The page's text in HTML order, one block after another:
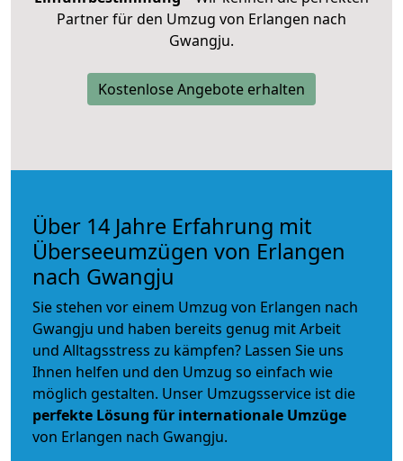
Partner für den Umzug von Erlangen nach
Gwangju.
Kostenlose Angebote erhalten
Über 14 Jahre Erfahrung mit
Überseeumzügen von Erlangen
nach Gwangju
Sie stehen vor einem Umzug von Erlangen nach
Gwangju und haben bereits genug mit Arbeit
und Alltagsstress zu kämpfen? Lassen Sie uns
Ihnen helfen und den Umzug so einfach wie
möglich gestalten. Unser Umzugsservice ist die
perfekte Lösung für internationale Umzüge
von Erlangen nach Gwangju.